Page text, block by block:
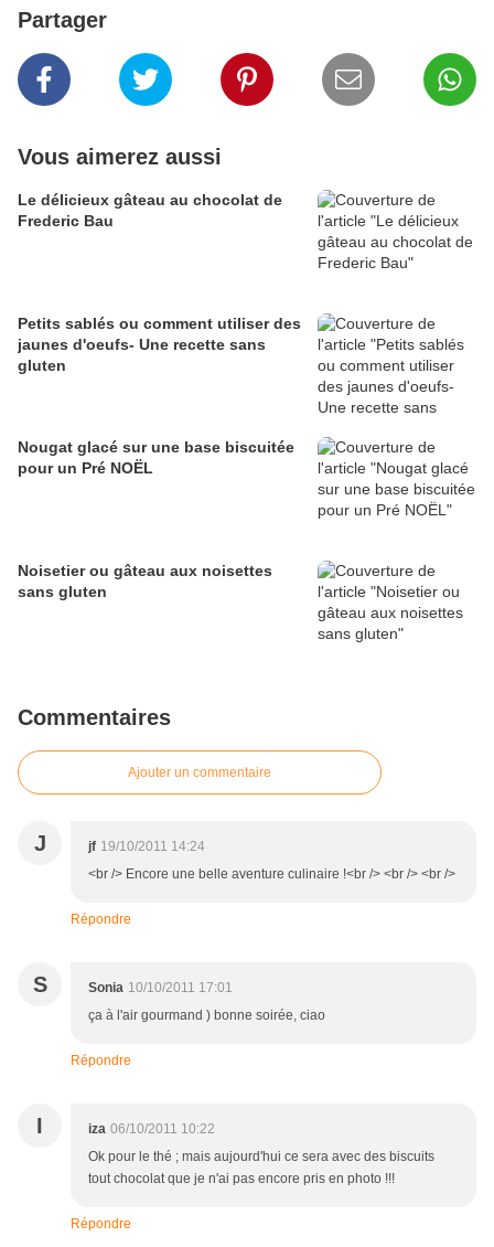
Partager
Vous aimerez aussi
Le délicieux gâteau au chocolat de
Frederic Bau
Petits sablés ou comment utiliser des
jaunes d'oeufs- Une recette sans
gluten
Nougat glacé sur une base biscuitée
pour un Pré NOËL
Noisetier ou gâteau aux noisettes
sans gluten
Commentaires
Ajouter un commentaire
J jf 19/10/2011 14:24
<br /> Encore une belle aventure culinaire !<br /> <br /> <br />
Répondre
S Sonia 10/10/2011 17:01
ça à l'air gourmand ) bonne soirée, ciao
Répondre
I iza 06/10/2011 10:22
Ok pour le thé ; mais aujourd'hui ce sera avec des biscuits
tout chocolat que je n'ai pas encore pris en photo !!!
Répondre